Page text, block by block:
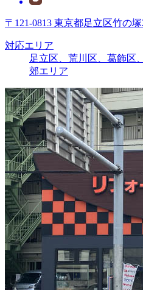
〒121-0813 東京都足立区竹の塚
対応エリア
足立区、荒川区、葛飾区
郊エリア